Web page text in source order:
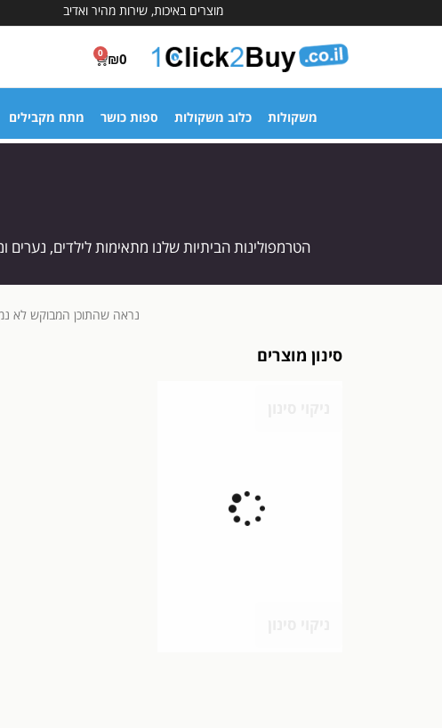
מוצרים באיכות, שירות מהיר ואדיב
₪0
0
משקולות כלוב משקולות ספות כושר מתח מקבילים
הטרמפולינות הביתיות שלנו מתאימות לילדים,
סינון מוצרים
נראה שהתוכן המבוקש לא